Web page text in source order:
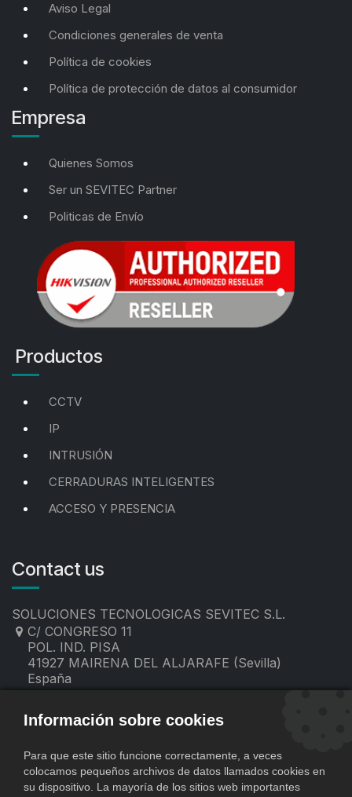
Aviso Legal
Condiciones generales de venta
Política de cookies
Política de protección de datos al consumidor
Empresa
Quienes Somos
Ser un SEVITEC Partner
Politicas de Envío
Productos
CCTV
IP
INTRUSIÓN
CERRADURAS INTELIGENTES
ACCESO Y PRESENCIA
Contact us
SOLUCIONES TECNOLOGICAS SEVITEC S.L.
C/ CONGRESO 11
POL. IND. PISA
41927 MAIRENA DEL ALJARAFE (Sevilla)
España
contacto@sevitec.es
Información sobre cookies
Para que este sitio funcione correctamente, a veces
colocamos pequeños archivos de datos llamados cookies en
su dispositivo. La mayoría de los sitios web importantes